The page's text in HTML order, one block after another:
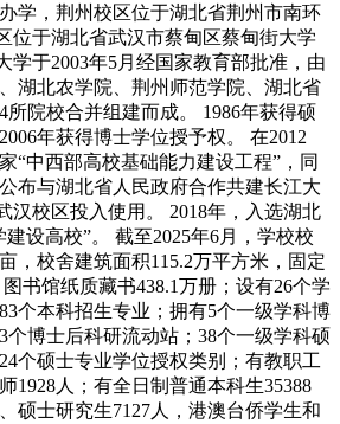
学，荆州校区位于湖北省荆州市南环
位于湖北省武汉市蔡甸区蔡甸街大学
学于2003年5月经国家教育部批准，由
湖北农学院、荆州师范学院、湖北省
所院校合并组建而成。 1986年获得硕
年获得博士学位授予权。 在2012
“中西部高校基础能力建设工程”，同
布与湖北省人民政府合作共建长江大
汉校区投入使用。 2018年，入选湖北
设高校”。 截至2025年6月，学校校
，校舍建筑面积115.2万平方米，固定
书馆纸质藏书438.1万册；设有26个学
个本科招生专业；拥有5个一级学科博
个博士后科研流动站；38个一级学科硕
个硕士专业学位授权类别；有教职工
1928人；有全日制普通本科生35388
硕士研究生7127人，港澳台侨学生和